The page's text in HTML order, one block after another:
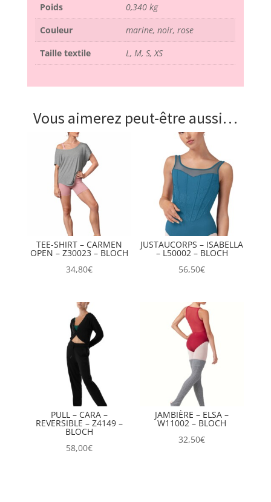
Poids
0,340 kg
Couleur
marine, noir, rose
Taille textile
L, M, S, XS
Vous aimerez peut-être aussi…
TEE-SHIRT – CARMEN
OPEN – Z30023 – BLOCH
34,80€
JUSTAUCORPS – ISABELLA
– L50002 – BLOCH
56,50€
PULL – CARA –
REVERSIBLE – Z4149 –
BLOCH
58,00€
JAMBIÈRE – ELSA –
W11002 – BLOCH
32,50€